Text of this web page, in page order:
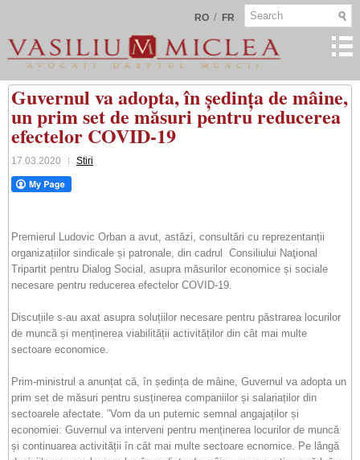
RO / FR
Guvernul va adopta, în ședința de mâine,
un prim set de măsuri pentru reducerea
efectelor COVID-19
17.03.2020 Stiri
Premierul Ludovic Orban a avut, astăzi, consultări cu reprezentanții
organizațiilor sindicale și patronale, din cadrul Consiliului Naţional
Tripartit pentru Dialog Social, asupra măsurilor economice și sociale
necesare pentru reducerea efectelor COVID-19.
Discuțiile s-au axat asupra soluțiilor necesare pentru păstrarea locurilor
de muncă și menținerea viabilității activităților din cât mai multe
sectoare economice.
Prim-ministrul a anunțat că, în ședința de mâine, Guvernul va adopta un
prim set de măsuri pentru susținerea companiilor și salariaților din
sectoarele afectate. ”Vom da un puternic semnal angajaților și
economiei: Guvernul va interveni pentru menținerea locurilor de muncă
și continuarea activității în cât mai multe sectoare ecnomice. Pe lângă